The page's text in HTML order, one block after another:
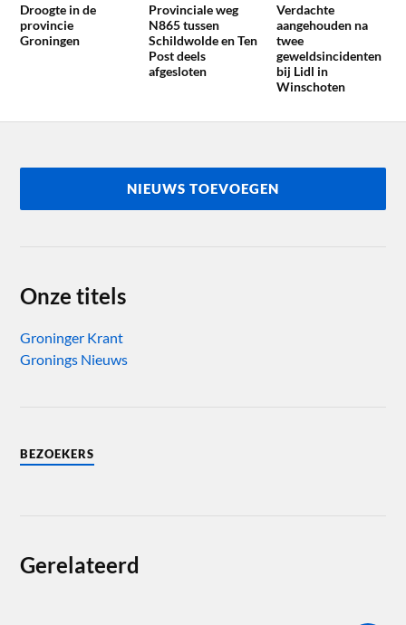
Droogte in de
provincie
Groningen
Provinciale weg
N865 tussen
Schildwolde en Ten
Post deels
afgesloten
Verdachte
aangehouden na
twee
geweldsincidenten
bij Lidl in
Winschoten
NIEUWS TOEVOEGEN
Onze titels
Groninger Krant
Gronings Nieuws
BEZOEKERS
Gerelateerd